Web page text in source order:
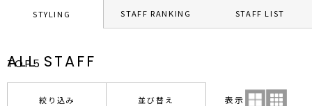
STYLING STAFF RANKING STAFF LIST
TOP5
ALL STAFF
絞り込み 並び替え 表示